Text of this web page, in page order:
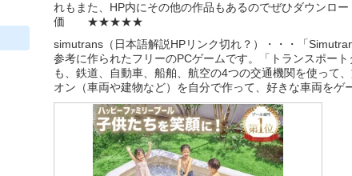
れもまた、HP内にその他の作品も
価 ★★★★★
simutrans（日本語解説HPリンク切れ？）・・・「
参考に作られたフリーのPCゲームです。「トランスポー
も、鉄道、自動車、船舶、航空の4つの交通機関を使って
オン（車両や建物など）を自分で作って、好き